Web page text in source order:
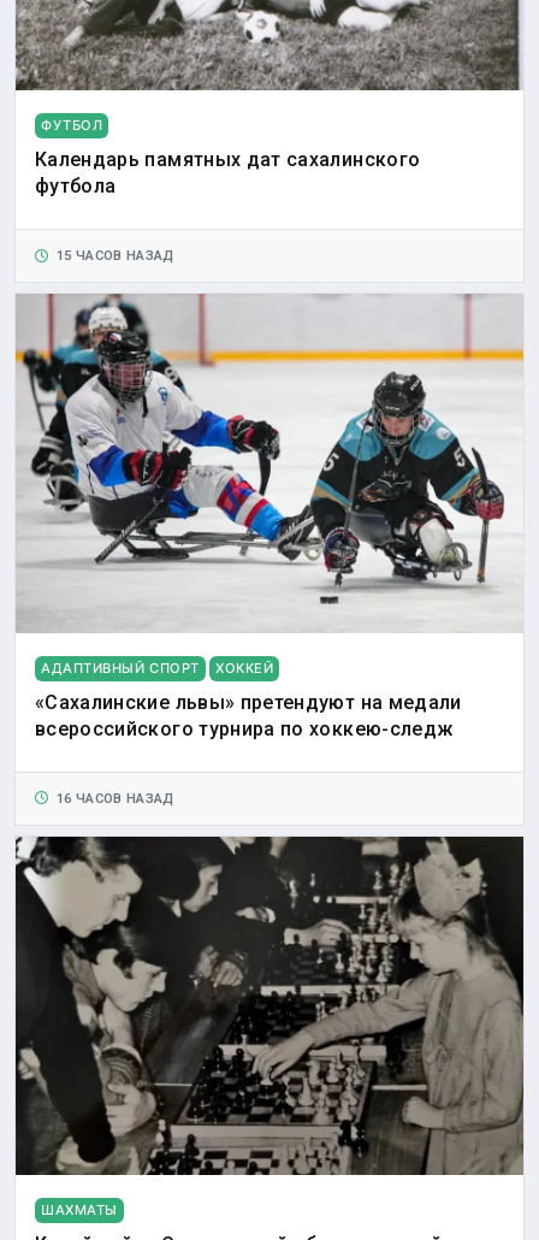
ФУТБОЛ
Календарь памятных дат сахалинского
футбола
15 ЧАСОВ НАЗАД
АДАПТИВНЫЙ СПОРТ ХОККЕЙ
«Сахалинские львы» претендуют на медали
всероссийского турнира по хоккею-следж
16 ЧАСОВ НАЗАД
ШАХМАТЫ